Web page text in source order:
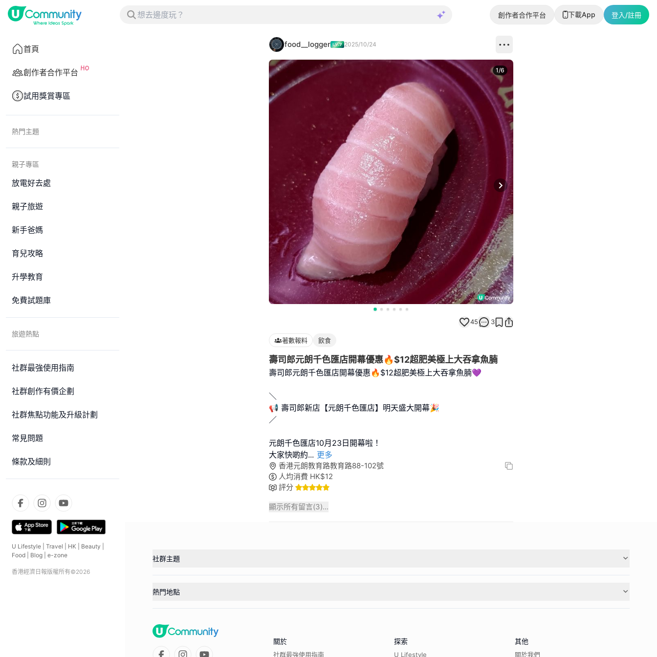
創作者合作平台 下載App 登入/註冊
首頁
創作者合作平台
試用獎賞專區
熱門主題
親子專區
放電好去處
親子旅遊
新手爸媽
育兒攻略
升學教育
免費試題庫
旅遊熱點
社群最強使用指南
社群創作有價企劃
社群焦點功能及升級計劃
常見問題
條款及細則
U Lifestyle Travel HK Beauty
Food
Blog e-zone
香港經濟日報版權所有©2026
food__logger 2025/10/24
Next slide
1/6
45 3
著數報料 飲食
壽司郎元朗千色匯店開幕優惠🔥$12超肥美極上大吞拿魚腩
壽司郎元朗千色匯店開幕優惠🔥$12超肥美極上大吞拿魚腩💜
＼
📢 壽司郎新店【元朗千色匯店】明天盛大開幕🎉
／
元朗千色匯店10月23日開幕啦！
大家快啲約... 更多
香港元朗教育路教育路88-102號
人均消費 HK$12
評分
顯示所有留言(3)...
社群主題
熱門地點
關於
社群最強使用指南
探索
U Lifestyle
其他
關於我們